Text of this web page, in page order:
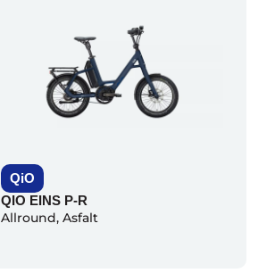
QiO
QIO EINS P-R
Allround, Asfalt